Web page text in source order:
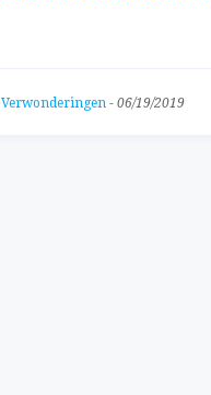
Verwonderingen - 06/19/2019